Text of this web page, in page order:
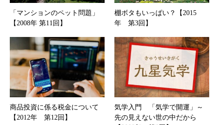
「マンションのペット問題」
【2008年 第11回】
棚ボタもいっぱい？【2015
年 第3回】
商品投資に係る税金について
【2012年 第12回】
気学入門 「気学で開運」～
先の見えない世の中だから